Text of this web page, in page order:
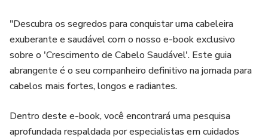
"Descubra os segredos para conquistar uma cabeleira
exuberante e saudável com o nosso e-book exclusivo
sobre o 'Crescimento de Cabelo Saudável'. Este guia
abrangente é o seu companheiro definitivo na jornada para
cabelos mais fortes, longos e radiantes.
Dentro deste e-book, você encontrará uma pesquisa
aprofundada respaldada por especialistas em cuidados